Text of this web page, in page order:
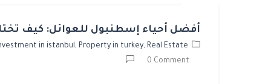
أفضل أحياء إسطنبول للعوائل: كيف
in istanbul, Property in turkey, Real Estate
0 Comment